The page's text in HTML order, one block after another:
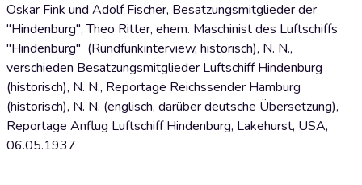
Oskar Fink und Adolf Fischer, Besatzungsmitglieder der
"Hindenburg", Theo Ritter, ehem. Maschinist des Luftschiffs
"Hindenburg" (Rundfunkinterview, historisch), N. N.,
verschieden Besatzungsmitglieder Luftschiff Hindenburg
(historisch), N. N., Reportage Reichssender Hamburg
(historisch), N. N. (englisch, darüber deutsche Übersetzung),
Reportage Anflug Luftschiff Hindenburg, Lakehurst, USA,
06.05.1937